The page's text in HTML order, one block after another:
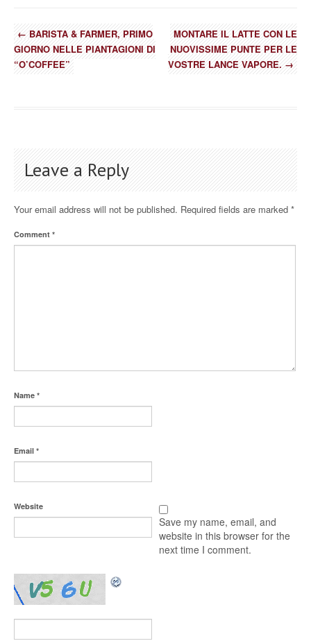
←BARISTA & FARMER, PRIMO
GIORNO NELLE PIANTAGIONI DI
“O’COFFEE”
MONTARE IL LATTE CON LE
NUOVISSIME PUNTE PER LE
VOSTRE LANCE VAPORE.→
Leave a Reply
Your email address will not be published. Required fields are marked *
Comment *
Name *
Email *
Website
Save my name, email, and
website in this browser for the
next time I comment.